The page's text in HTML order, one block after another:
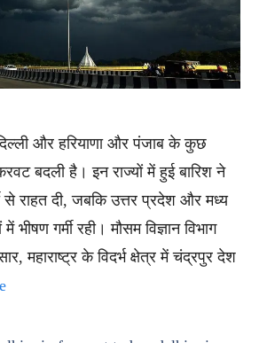
दिल्ली और हरियाणा और पंजाब के कुछ
बदली है। इन राज्यों में हुई बारिश ने
से राहत दी, जबकि उत्तर प्रदेश और मध्य
भीषण गर्मी रही। मौसम विज्ञान विभाग
महाराष्ट्र के विदर्भ क्षेत्र में चंद्रपुर देश